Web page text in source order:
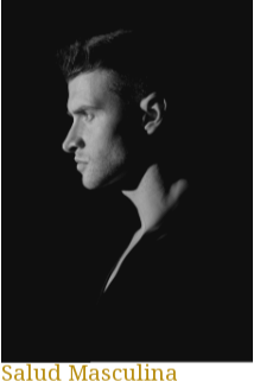
Salud Masculina